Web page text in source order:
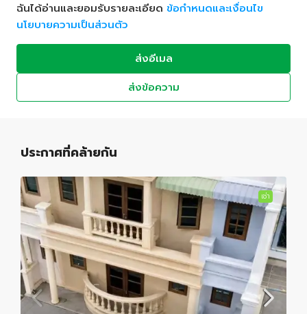
ฉันได้อ่านและยอมรับรายละเอียด ข้อกำหนดและเงื่อนไข
นโยบายความเป็นส่วนตัว
ส่งอีเมล
ส่งข้อความ
ประกาศที่คล้ายกัน
เช่า